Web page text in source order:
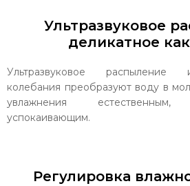
Ультразвуковое
деликатное
Ультразвуковое распыление
колебания преобразуют воду в
увлажнения
успокаивающим.
Регулировка